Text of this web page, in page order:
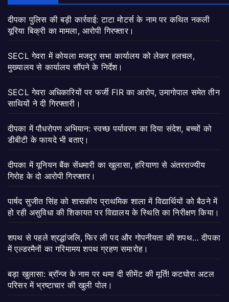
दीपका पुलिस की बड़ी कार्रवाई: टाटा मोटर्स के नाम पर कथित नकली
यूरिया बिक्री का मामला, आरोपी गिरफ्तार।
SECL गेवरा में कोयला मजदूर सभा कार्यालय को लेकर हलचल,
मुख्यालय से कार्यालय सौंपने के निर्देश।
SECL गेवरा अधिकारियों पर फर्जी FIR का आरोप, उमागोपाल समेत तीन
साथियों ने दी गिरफ्तारी।
दीपका में पौधरोपण अभियान: स्वच्छ पर्यावरण का दिया संदेश, बच्चों को
डीबीटी के फायदे भी बताए।
दीपका में यूनियन बैंक सेंधमारी का खुलासा, हरियाणा से अंतरराज्यीय
गिरोह के दो आरोपी गिरफ्तार।
पार्षद सुजीत सिंह को शासकीय प्राथमिक शाला में विद्यार्थियों को बैठने में
हो रही असुविधा की शिकायत पर विद्यालय के स्थिति का निरीक्षण किया।
शपथ से पहले श्रद्धांजलि, फिर ली पद और गोपनीयता की शपथ… दीपका
में एल्डरमैनों का गरिमामय शपथ ग्रहण समारोह।
बड़ा खुलासा: ब्रॉन्ज के नाम पर थमा दी सीमेंट की मूर्ति! कटघोरा अटल
परिसर में भ्रष्टाचार की खुली पोल।